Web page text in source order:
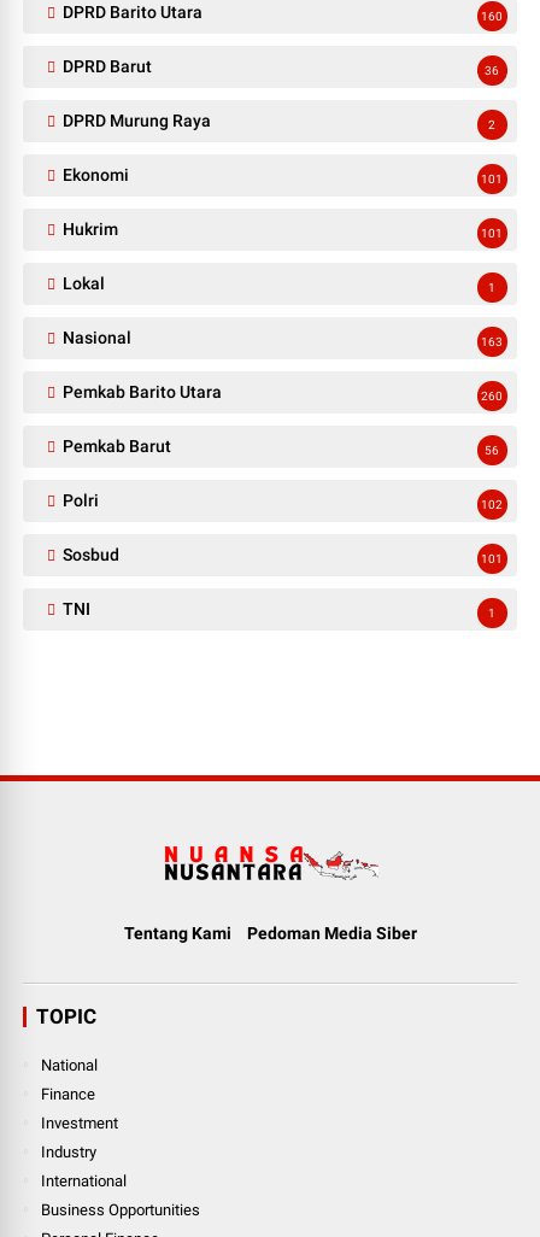
DPRD Barito Utara 160
DPRD Barut 36
DPRD Murung Raya 2
Ekonomi 101
Hukrim 101
Lokal 1
Nasional 163
Pemkab Barito Utara 260
Pemkab Barut 56
Polri 102
Sosbud 101
TNI 1
Tentang Kami Pedoman Media Siber
TOPIC
National
Finance
Investment
Industry
International
Business Opportunities